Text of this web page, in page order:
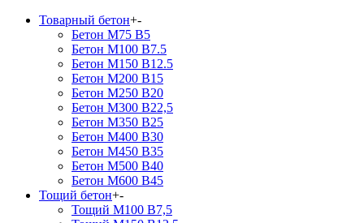
Товарный бетон+-
Бетон М75 В5
Бетон М100 В7.5
Бетон М150 В12.5
Бетон М200 В15
Бетон М250 В20
Бетон М300 В22,5
Бетон М350 В25
Бетон М400 В30
Бетон М450 В35
Бетон М500 В40
Бетон М600 В45
Тощий бетон+-
Тощий М100 В7,5